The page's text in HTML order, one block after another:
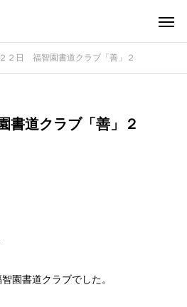
２日 福智園書道クラブ「善」２
書道クラブ「善」２
智園書道クラブでした。